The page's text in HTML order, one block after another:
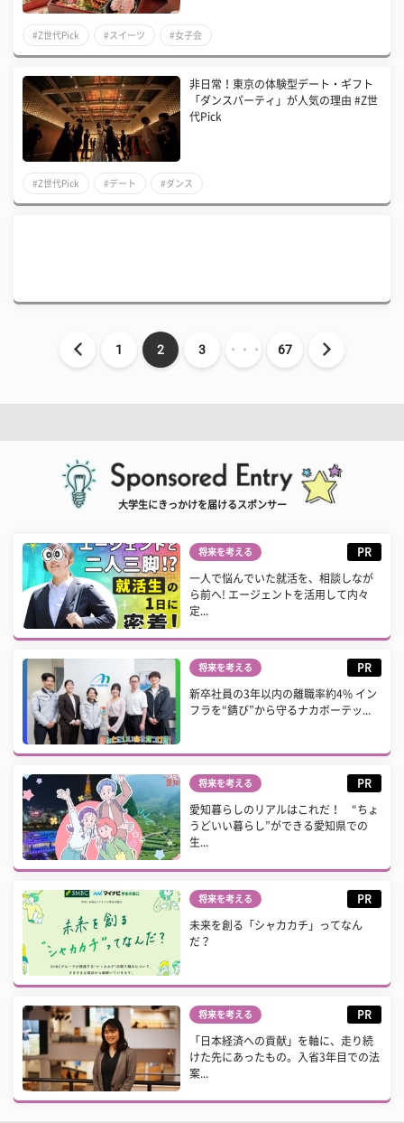
#Z世代Pick #スイーツ #女子会
非日常！東京の体験型デート・ギフト
「ダンスパーティ」が人気の理由 #Z世
代Pick
#Z世代Pick #デート #ダンス
1 2 3 ・・・ 67
大学生にきっかけを届けるスポンサー
将来を考える PR
一人で悩んでいた就活を、相談しなが
ら前へ! エージェントを活用して内々
定...
将来を考える PR
新卒社員の3年以内の離職率約4% イン
フラを“錆び”から守るナカボーテッ...
将来を考える PR
愛知暮らしのリアルはこれだ！ “ちょ
うどいい暮らし”ができる愛知県での
生...
将来を考える PR
未来を創る「シャカカチ」ってなん
だ？
将来を考える PR
「日本経済への貢献」を軸に、走り続
けた先にあったもの。入省3年目での法
案...